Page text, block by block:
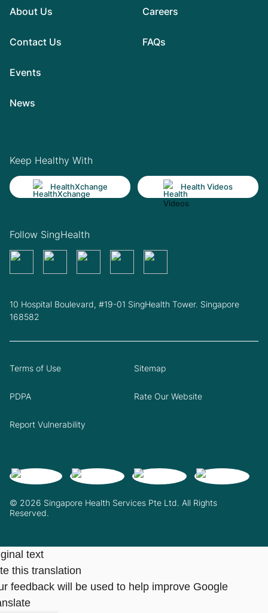
About Us
Contact Us
Events
News
Careers
FAQs
Keep Healthy With
HealthXchange Health Videos
Follow SingHealth
10 Hospital Boulevard, #19-01 SingHealth Tower. Singapore
168582
© 2026 Singapore Health Services Pte Ltd. All Rights
Reserved.
Terms of Use Sitemap
PDPA Rate Our Website
Report Vulnerability
text
this translation
feedback will be used to help improve Google